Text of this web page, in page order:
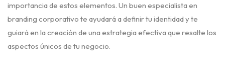
importancia de estos elementos. Un buen especialista en
branding corporativo te ayudará a definir tu identidad y te
guiará en la creación de una estrategia efectiva que resalte los
aspectos únicos de tu negocio.